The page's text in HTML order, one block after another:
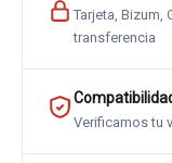
Tarjeta, Bizum,
transferencia
Verificamos tu